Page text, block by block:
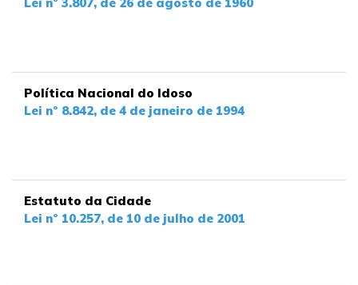
Política Nacional do Idoso
Lei nº 8.842, de 4 de janeiro de 1994
Estatuto da Cidade
Lei nº 10.257, de 10 de julho de 2001